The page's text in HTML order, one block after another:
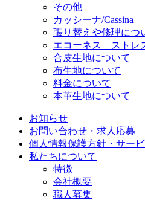
その他
カッシーナ/Cassina
張り替えや修理につ
エコーネス ストレ
合皮生地について
布生地について
料金について
本革生地について
お知らせ
お問い合わせ・求人応募
個人情報保護方針・サー
私たちについて
特徴
会社概要
職人募集